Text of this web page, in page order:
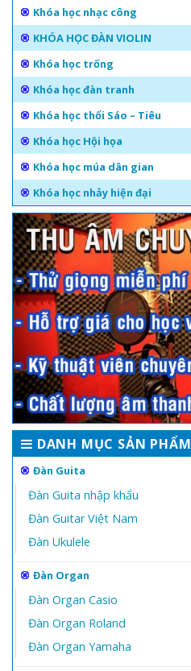
Khóa học nhạc công
KHÓA HỌC ĐÀN VIOLIN
Khóa học trống
Khóa học đàn tranh
Khóa học thổi Sáo – Tiêu
Khóa học Hội họa
Khóa học múa dân gian
Khóa học nhảy hiện đại
DANH MỤC SẢN PHẨM
Đàn Guita
Đàn Guita nhập khẩu
Đàn Guitar Việt Nam
Đàn Ukulele
Đàn Organ
Đàn Organ Casio
Đàn Organ Roland
Đàn Organ Yamaha